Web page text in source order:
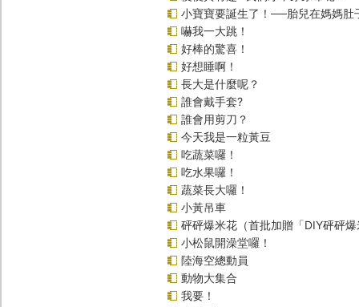
小寶寶要誕生了！──胎兒在媽媽肚
嚇我一大跳！
好棒的驚喜！
好想睡啊！
長大是什麼呢？
誰會戴手套?
誰會用剪刀？
今天我是一粒黃豆
吃蔬菜囉！
吃水果囉！
蔬菜長大囉！
小黃吊車
砰砰爆米花（首批加贈「DIY砰砰
小松鼠開澡堂囉！
陸海空總動員
動物大集合
我要！